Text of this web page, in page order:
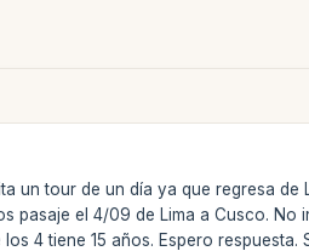
un tour de un día ya que regresa
pasaje el 4/09 de Lima a Cusco.
4 tiene 15 años. Espero respuesta.